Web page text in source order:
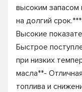
высоким запасом
на долгий
Высокие
Быстрое
при низких
масла**-
топлива и